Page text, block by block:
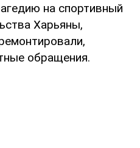
на спортивный
Харьяны,
обращения.